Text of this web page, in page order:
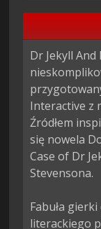
Dr Jekyll
Interactive z
Źródłem
się nowela
Case of Dr
Stevensona.
Fabuła
literackiego